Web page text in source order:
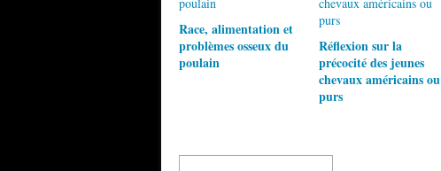
Race, alimentation et
problèmes osseux du
poulain
Réflexion sur la
précocité des jeunes
chevaux américains ou
purs